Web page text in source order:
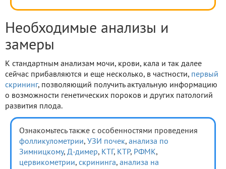
Необходимые анализы и
замеры
К стандартным анализам мочи, крови, кала и так далее
сейчас прибавляются и еще несколько, в частности, первый
скрининг, позволяющий получить актуальную информацию
о возможности генетических пороков и других патологий
развития плода.
Ознакомьтесь также с особенностями проведения
фолликулометрии, УЗИ почек, анализа по
Зимницкому, Д-димер, КТГ , КТР, РФМК ,
цервикометрии, скрининга, анализа на